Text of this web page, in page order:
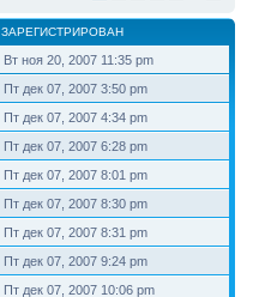
ЗАРЕГИСТРИРОВАН
Вт ноя 20, 2007 11:35 pm
Пт дек 07, 2007 3:50 pm
Пт дек 07, 2007 4:34 pm
Пт дек 07, 2007 6:28 pm
Пт дек 07, 2007 8:01 pm
Пт дек 07, 2007 8:30 pm
Пт дек 07, 2007 8:31 pm
Пт дек 07, 2007 9:24 pm
Пт дек 07, 2007 10:06 pm